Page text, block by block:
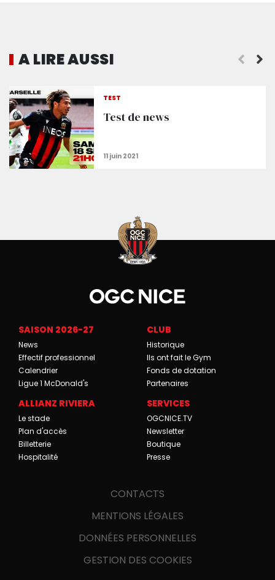
A LIRE AUSSI
TEST
Test de news
La victoire sur l'OM (3-0) en images
SAISON 2026-27
News
Effectif professionnel
Calendrier
Ligue 1 McDonald's
CLUB
Historique
Ils ont fait le Gym
Fonds de dotation
Partenaires
ALLIANZ RIVIERA
Le stade
Plan d'accès
Billetterie
Hospitalité
SERVICES
OGCNICE.TV
Newsletter
Boutique
Presse
CONTACTS
MENTIONS LÉGALES
DONNÉES PERSONNELLES
GESTION DES COOKIES